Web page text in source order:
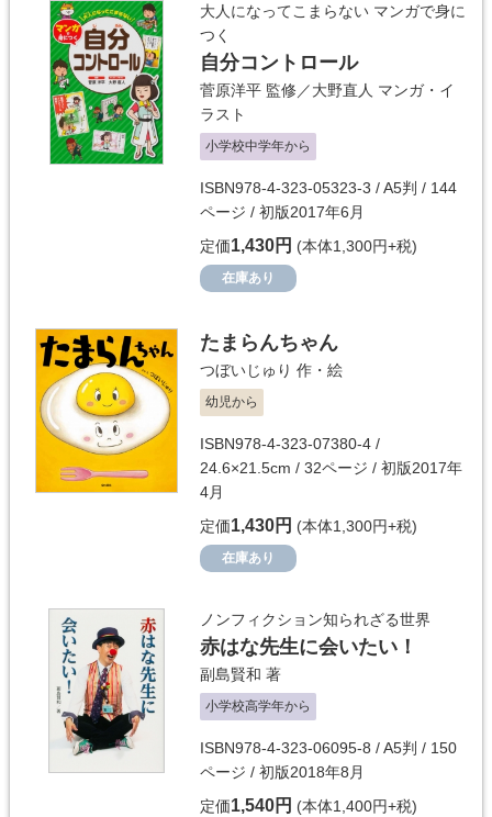
大人になってこまらない マンガで身に
つく
自分コントロール
菅原洋平 監修／大野直人 マンガ・イ
ラスト
小学校中学年から
ISBN978-4-323-05323-3 / A5判 / 144
ページ / 初版2017年6月
定価1,430円 (本体1,300円+税)
在庫あり
たまらんちゃん
つぼいじゅり 作・絵
幼児から
ISBN978-4-323-07380-4 /
24.6×21.5cm / 32ページ / 初版2017年
4月
定価1,430円 (本体1,300円+税)
在庫あり
ノンフィクション知られざる世界
赤はな先生に会いたい！
副島賢和 著
小学校高学年から
ISBN978-4-323-06095-8 / A5判 / 150
ページ / 初版2018年8月
定価1,540円 (本体1,400円+税)